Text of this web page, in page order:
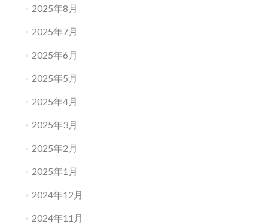
2025年8月
2025年7月
2025年6月
2025年5月
2025年4月
2025年3月
2025年2月
2025年1月
2024年12月
2024年11月